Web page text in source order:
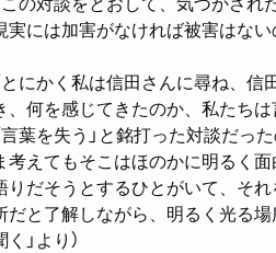
実には加害がなければ被害はな
とにかく私は信田さんに尋ね、
、何を感じてきたのか、私たち
言葉を失う」と銘打った対談だ
考えてもそこはほのかに明るく面
りだそうとするひとがいて、そ
だと了解しながら、明るく光る
く」より）